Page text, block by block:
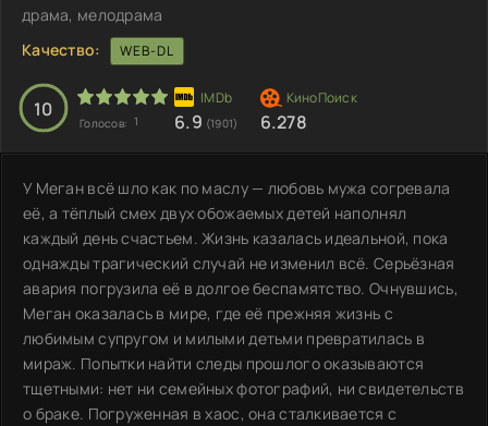
драма, мелодрама
Качество:
WEB-DL
10
Голосов: 1 6.9 (1901) 6.278
У Меган всё шло как по маслу — любовь мужа согревала
её, а тёплый смех двух обожаемых детей наполнял
каждый день счастьем. Жизнь казалась идеальной, пока
однажды трагический случай не изменил всё. Серьёзная
авария погрузила её в долгое беспамятство. Очнувшись,
Меган оказалась в мире, где её прежняя жизнь с
любимым супругом и милыми детьми превратилась в
мираж. Попытки найти следы прошлого оказываются
тщетными: нет ни семейных фотографий, ни свидетельств
о браке. Погруженная в хаос, она сталкивается с